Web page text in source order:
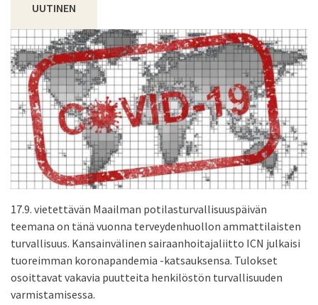
UUTINEN
17.9. vietettävän Maailman potilasturvallisuuspäivän
teemana on tänä vuonna terveydenhuollon ammattilaisten
turvallisuus. Kansainvälinen sairaanhoitajaliitto ICN julkaisi
tuoreimman koronapandemia -katsauksensa. Tulokset
osoittavat vakavia puutteita henkilöstön turvallisuuden
varmistamisessa.